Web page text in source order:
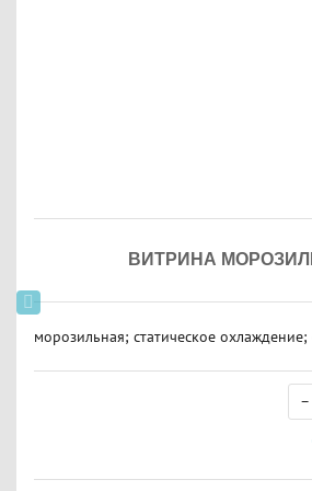
ВИТРИНА
морозильная; статическое